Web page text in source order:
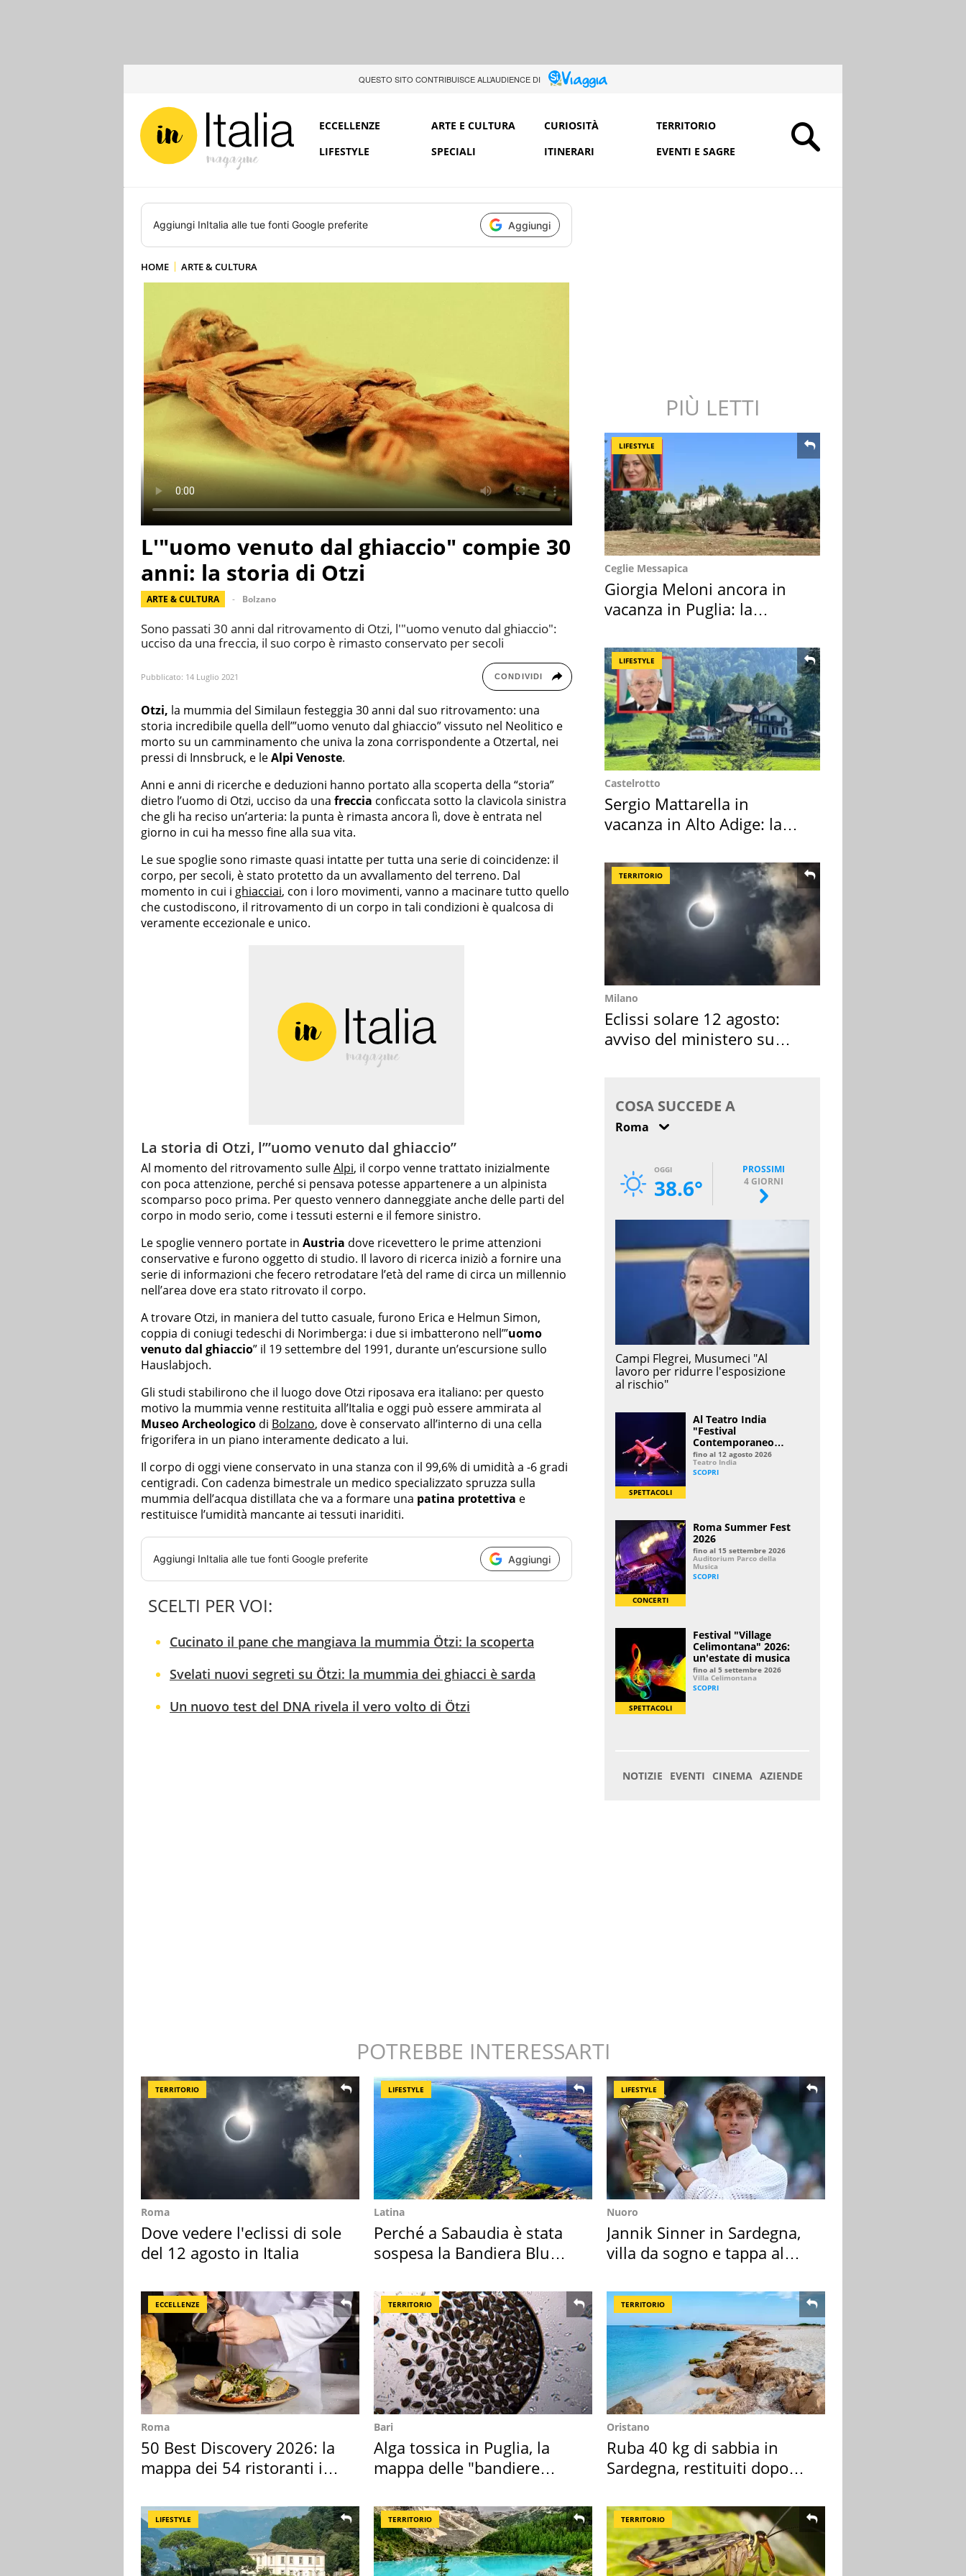
QUESTO SITO CONTRIBUISCE ALL’AUDIENCE DI
ECCELLENZE ARTE E CULTURA CURIOSITÀ
TERRITORIO
LIFESTYLE
SPECIALI ITINERARI EVENTI E SAGRE
Aggiungi InItalia alle tue fonti Google preferite Aggiungi
HOME ARTE & CULTURA
L'"uomo venuto dal ghiaccio" compie 30
anni: la storia di Otzi
ARTE & CULTURA Bolzano
Sono passati 30 anni dal ritrovamento di Otzi, l'"uomo venuto dal ghiaccio":
ucciso da una freccia, il suo corpo è rimasto conservato per secoli
Pubblicato: 14 Luglio 2021 CONDIVIDI
Otzi, la mummia del Similaun festeggia 30 anni dal suo ritrovamento: una
storia incredibile quella dell’”uomo venuto dal ghiaccio” vissuto nel Neolitico e
morto su un camminamento che univa la zona corrispondente a Otzertal, nei
pressi di Innsbruck, e leAlpi Venoste.
Anni e anni di ricerche e deduzioni hanno portato alla scoperta della “storia”
dietro l’uomo di Otzi, ucciso da una freccia conficcata sotto la clavicola sinistra
che gli ha reciso un’arteria: la punta è rimasta ancora lì, dove è entrata nel
giorno in cui ha messo fine alla sua vita.
Le sue spoglie sono rimaste quasi intatte per tutta una serie di coincidenze: il
corpo, per secoli, è stato protetto da un avvallamento del terreno. Dal
momento in cui i ghiacciai, con i loro movimenti, vanno a macinare tutto quello
che custodiscono, il ritrovamento di un corpo in tali condizioni è qualcosa di
veramente eccezionale e unico.
La storia di Otzi, l’”uomo venuto dal ghiaccio”
Al momento del ritrovamento sulleAlpi, il corpo venne trattato inizialmente
con poca attenzione, perché si pensava potesse appartenere a un alpinista
scomparso poco prima. Per questo vennero danneggiate anche delle parti del
corpo in modo serio, come i tessuti esterni e il femore sinistro.
Le spoglie vennero portate in Austria dove ricevettero le prime attenzioni
conservative e furono oggetto di studio. Il lavoro di ricerca iniziò a fornire una
serie di informazioni che fecero retrodatare l’età del rame di circa un millennio
nell’area dove era stato ritrovato il corpo.
A trovare Otzi, in maniera del tutto casuale, furono Erica e Helmun Simon,
coppia di coniugi tedeschi di Norimberga: i due si imbatterono nell’”uomo
venuto dal ghiaccio” il 19 settembre del 1991, durante un’escursione sullo
Hauslabjoch.
Gli studi stabilirono che il luogo dove Otzi riposava era italiano: per questo
motivo la mummia venne restituita all’Italia e oggi può essere ammirata al
Museo Archeologico di Bolzano, dove è conservato all’interno di una cella
frigorifera in un piano interamente dedicato a lui.
Il corpo di oggi viene conservato in una stanza con il 99,6% di umidità a -6 gradi
centigradi. Con cadenza bimestrale un medico specializzato spruzza sulla
mummia dell’acqua distillata che va a formare una patina protettiva e
restituisce l’umidità mancante ai tessuti inariditi.
Aggiungi InItalia alle tue fonti Google preferite Aggiungi
SCELTI PER VOI:
Cucinato il pane che mangiava la mummia Ötzi: la scoperta
Svelati nuovi segreti su Ötzi: la mummia dei ghiacci è sarda
Un nuovo test del DNA rivela il vero volto di Ötzi
PIÙ LETTI
LIFESTYLE
Ceglie Messapica
Giorgia Meloni ancora in
vacanza in Puglia: la
LIFESTYLE
Castelrotto
Sergio Mattarella in
vacanza in Alto Adige: la
TERRITORIO
Milano
Eclissi solare 12 agosto:
avviso del ministero su
POTREBBE INTERESSARTI
TERRITORIO
Roma
Dove vedere l'eclissi di sole
del 12 agosto in Italia
LIFESTYLE
Latina
Perché a Sabaudia è stata
sospesa la Bandiera Blu
LIFESTYLE
Nuoro
Jannik Sinner in Sardegna,
villa da sogno e tappa al
ECCELLENZE
Roma
50 Best Discovery 2026: la
mappa dei 54 ristoranti in
TERRITORIO
Bari
Alga tossica in Puglia, la
mappa delle "bandiere
TERRITORIO
Oristano
Ruba 40 kg di sabbia in
Sardegna, restituiti dopo
LIFESTYLE TERRITORIO TERRITORIO